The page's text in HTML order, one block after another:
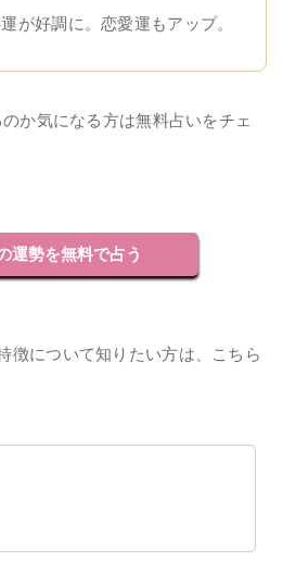
が好調に。恋愛運もアップ。
か気になる方は無料占いをチェ
運勢を無料で占う
徴について知りたい方は、こちら